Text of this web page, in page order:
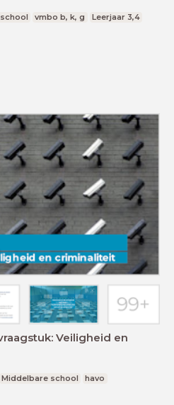
vmbo b, k, g Leerjaar 3,4
Veiligheid en
Middelbare school
havo